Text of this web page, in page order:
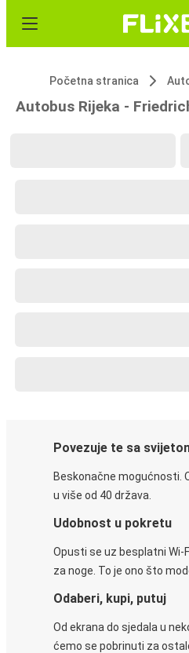
Početna stranica
Autobus Rijeka -
Povezuje te sa
Beskonačne mogućnosti.
u više od 40 država.
Udobnost u pokretu
Opusti se uz besplatni
za noge. To je ono što
Odaberi, kupi, putuj
Od ekrana do sjedala u
ćemo se pobrinuti za